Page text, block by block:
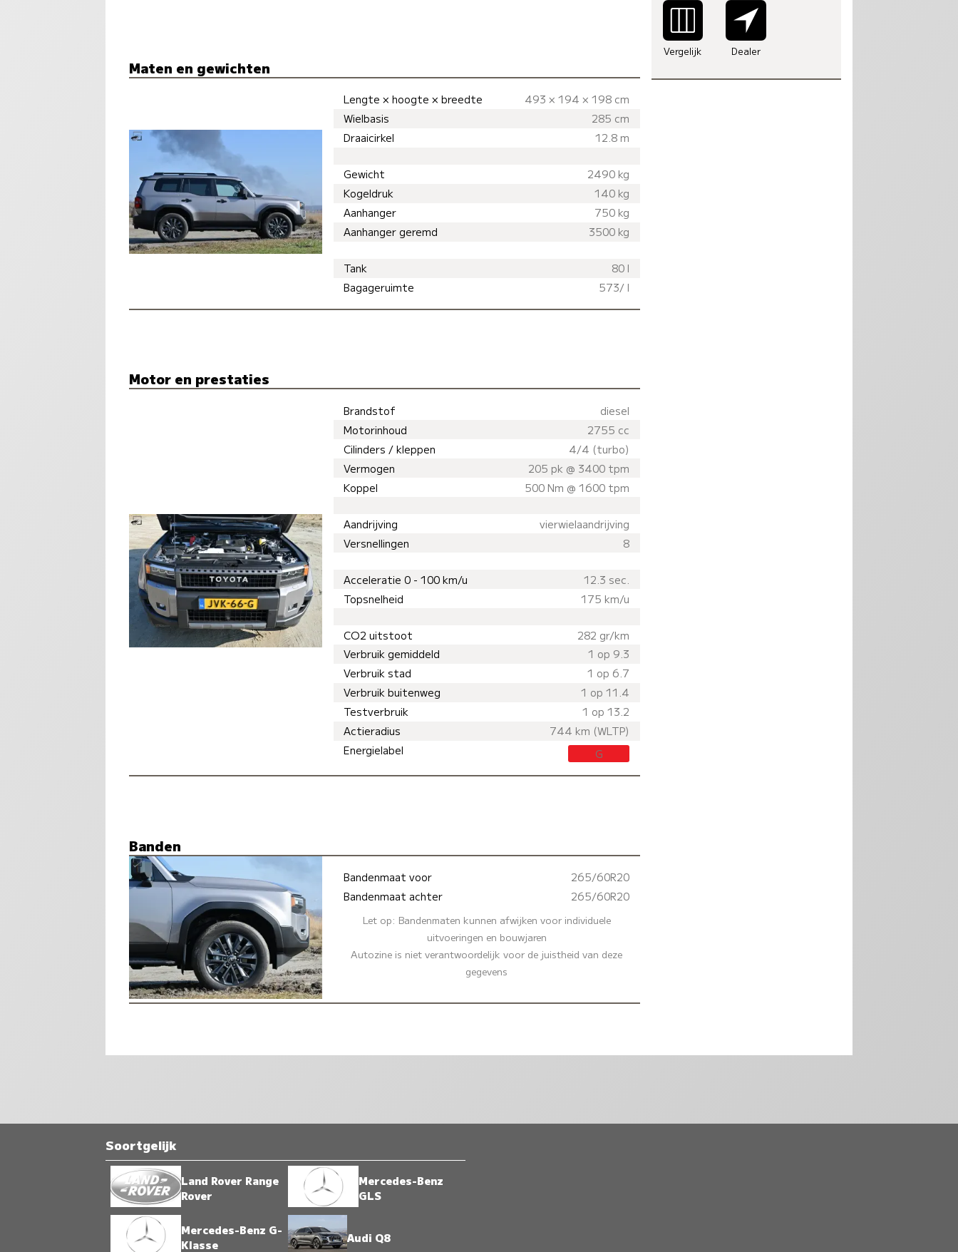
Maten en gewichten
Lengte × hoogte × breedte
493 × 194 × 198 cm
Wielbasis
285 cm
Draaicirkel
12.8 m
Gewicht
2490 kg
Kogeldruk
140 kg
Aanhanger
750 kg
Aanhanger geremd
3500 kg
Tank
80 l
Bagageruimte
573/ l
Motor en prestaties
Brandstof
diesel
Motorinhoud
2755 cc
Cilinders / kleppen
4/4 (turbo)
Vermogen
205 pk @ 3400 tpm
Koppel
500 Nm @ 1600 tpm
Aandrijving
vierwielaandrijving
Versnellingen
8
Acceleratie 0 - 100 km/u
12.3 sec.
Topsnelheid
175 km/u
CO2 uitstoot
282 gr/km
Verbruik gemiddeld
1 op 9.3
Verbruik stad
1 op 6.7
Verbruik buitenweg
1 op 11.4
Testverbruik
1 op 13.2
Actieradius
744 km (WLTP)
Energielabel
G
Banden
Bandenmaat voor
265/60R20
Bandenmaat achter
265/60R20
Let op: Bandenmaten kunnen afwijken voor individuele
uitvoeringen en bouwjaren
Autozine is niet verantwoordelijk voor de juistheid van deze
gegevens
Vergelijk Dealer
Soortgelijk
Land Rover Range
Rover
Mercedes-Benz
GLS
Mercedes-Benz G-
Klasse
Audi Q8